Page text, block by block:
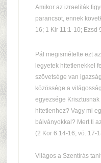
Amikor az izraeliták
parancsot, ennek
16; 1 Kir 11:1-10; Ezsd
Pál megismételte ezt
legyetek hitetlenekkel
szövetsége van
közössége a
egyezsége
hitetlenhez? Vagy mi
bálványokkal? Mert ti
(2 Kor 6:14-16; vö. 17-
Világos a Szentírás